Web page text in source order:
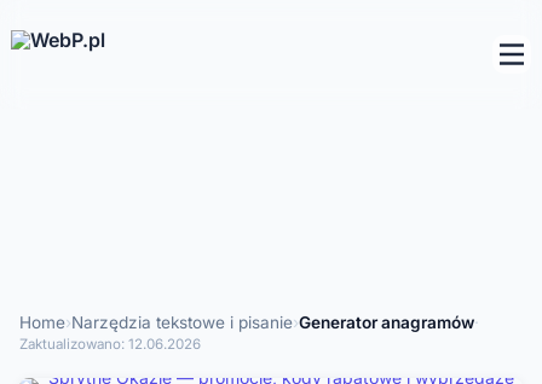
Home›Narzędzia tekstowe i pisanie›Generator anagramów·
Zaktualizowano: 12.06.2026